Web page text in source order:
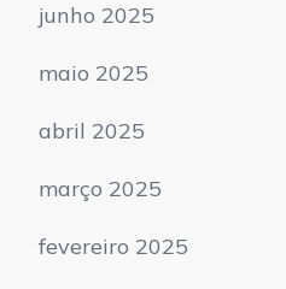
junho 2025
maio 2025
abril 2025
março 2025
fevereiro 2025